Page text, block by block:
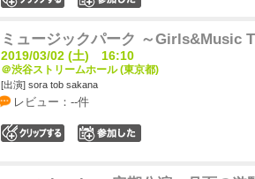
ミュージックパーク ～Girls&Music
2019/03/02 (土) 16:10
＠渋谷ストリームホール (東京都)
[出演] sora tob sakana
レビュー：--件